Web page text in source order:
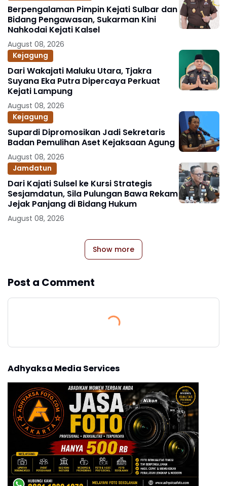
Berpengalaman Pimpin Kejati Sulbar dan
Bidang Pengawasan, Sukarman Kini
Nahkodai Kejati Kalsel
August 08, 2026
Kejagung
Dari Wakajati Maluku Utara, Tjakra
Suyana Eka Putra Dipercaya Perkuat
Kejati Lampung
August 08, 2026
Kejagung
Supardi Dipromosikan Jadi Sekretaris
Badan Pemulihan Aset Kejaksaan Agung
August 08, 2026
Jamdatun
Dari Kajati Sulsel ke Kursi Strategis
Sesjamdatun, Sila Pulungan Bawa Rekam
Jejak Panjang di Bidang Hukum
August 08, 2026
Show more
Post a Comment
Adhyaksa Media Services